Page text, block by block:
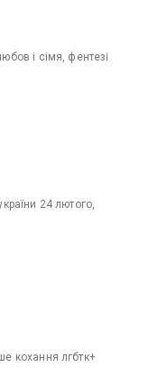
і сімя, фентезі
24 лютого,
кохання лгбтк+